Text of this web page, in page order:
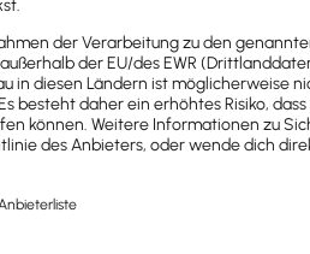
nach Abteilungen